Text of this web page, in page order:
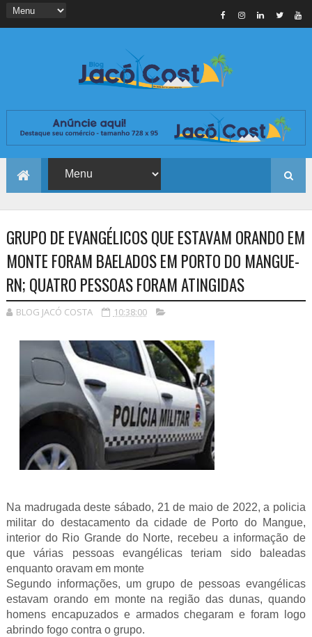
GRUPO DE EVANGÉLICOS QUE ESTAVAM ORANDO EM
MONTE FORAM BAELADOS EM PORTO DO MANGUE-
RN; QUATRO PESSOAS FORAM ATINGIDAS
BLOG JACÓ COSTA 10:38:00
Na madrugada deste sábado, 21 de maio de 2022, a policia
militar do destacamento da cidade de Porto do Mangue,
interior do Rio Grande do Norte, recebeu a informação de
que várias pessoas evangélicas teriam sido baleadas
enquanto oravam em monte
Segundo informações, um grupo de pessoas evangélicas
estavam orando em monte na região das dunas, quando
homens encapuzados e armados chegaram e foram logo
abrindo fogo contra o grupo.